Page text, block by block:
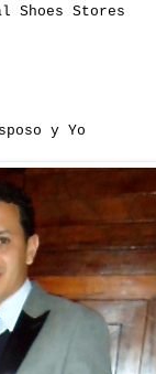
Shoes Stores
y Yo